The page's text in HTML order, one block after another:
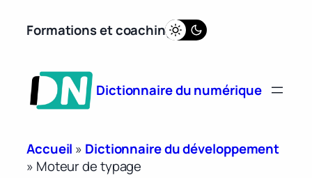
Formations et coaching
Dictionnaire du numérique
Accueil » Dictionnaire du développement
» Moteur de typage